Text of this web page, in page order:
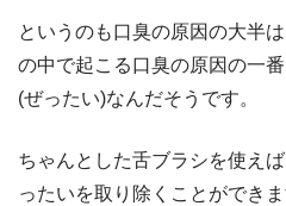
というのも口臭の原因の大半
の中で起こる口臭の原因の一
(ぜったい)なんだそうです。
ちゃんとした舌ブラシを使え
ったいを取り除くことができ